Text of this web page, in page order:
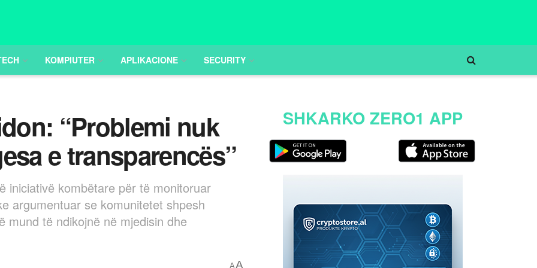
KOMPIUTER APLIKACIONE SECURITY
“Problemi nuk
e transparencës”
iniciativë kombëtare për të monitoruar
argumentuar se komunitetet shpesh
mund të ndikojnë në mjedisin dhe
AA
SHKARKO ZERO1 APP